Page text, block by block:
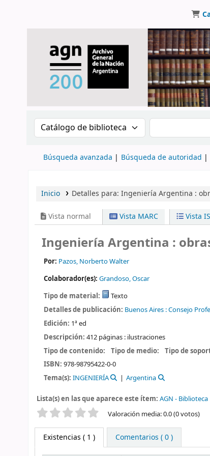
Buscar en el catálogo por: Buscar en el
Búsqueda avanzada Búsqueda de autoridad
Inicio Detalles para: Ingeniería Argentina :
Vista normal Vista MARC Vista
Ingeniería Argentina :
Por: Pazos, Norberto Walter
Colaborador(es): Grandoso, Oscar
Tipo de material:
Texto
Detalles de publicación: Buenos Aires :Consejo
Edición: 1ª ed
Descripción: 412 páginas : ilustraciones
Tipo de contenido:
Tipo de medio:
Tipo de
ISBN: 978-98795422-0-0
Tema(s): INGENIERÍA Argentina
Lista(s) en las que aparece este ítem: AGN - Biblioteca
Valoración Valoración media: 0.0 (0 votos)
Existencias ( 1 ) Comentarios ( 0 )